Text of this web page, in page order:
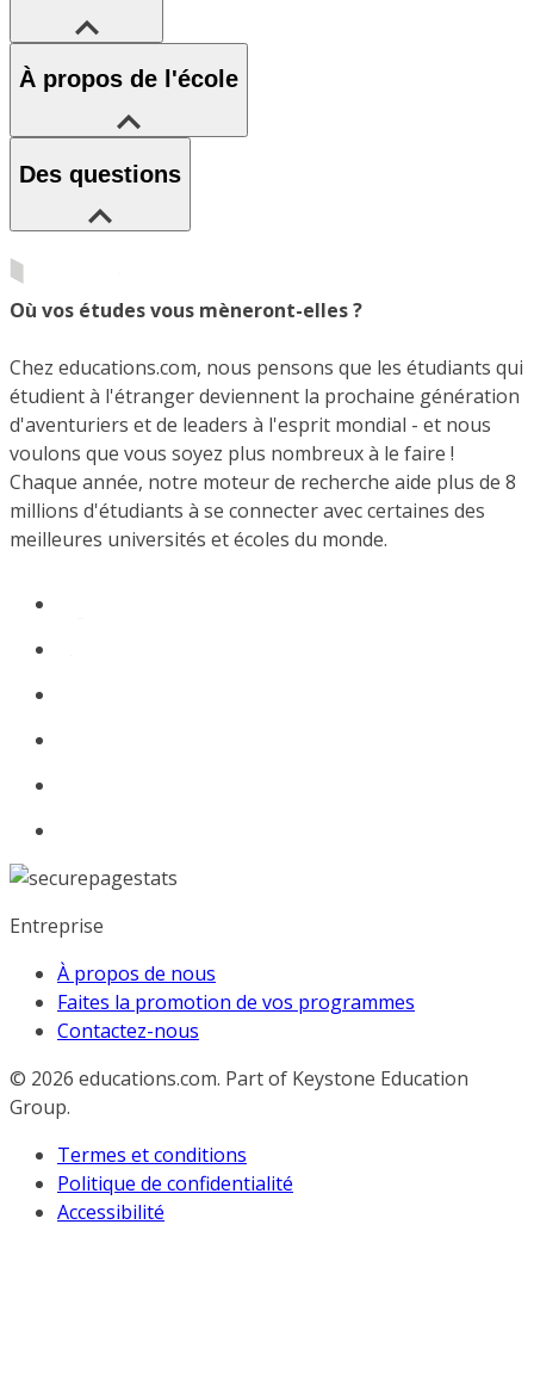
À propos de l'école
Des questions
Où vos études vous mèneront-elles ?
Chez educations.com, nous pensons que les étudiants qui
étudient à l'étranger deviennent la prochaine génération
d'aventuriers et de leaders à l'esprit mondial - et nous
voulons que vous soyez plus nombreux à le faire !
Chaque année, notre moteur de recherche aide plus de 8
millions d'étudiants à se connecter avec certaines des
meilleures universités et écoles du monde.
Entreprise
À propos de nous
Faites la promotion de vos programmes
Contactez-nous
© 2026 educations.com. Part of Keystone Education
Group.
Termes et conditions
Politique de confidentialité
Accessibilité